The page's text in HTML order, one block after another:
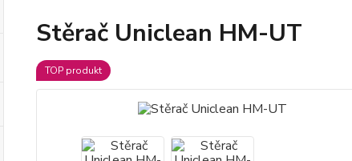
Stěrač Uniclean HM-UT
TOP produkt